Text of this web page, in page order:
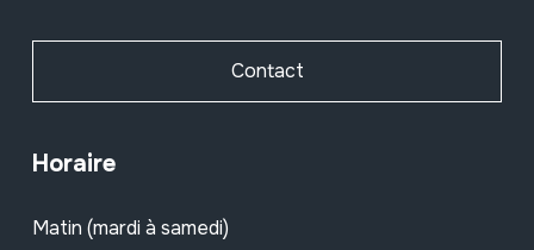
Contact
Horaire
Matin (mardi à samedi)